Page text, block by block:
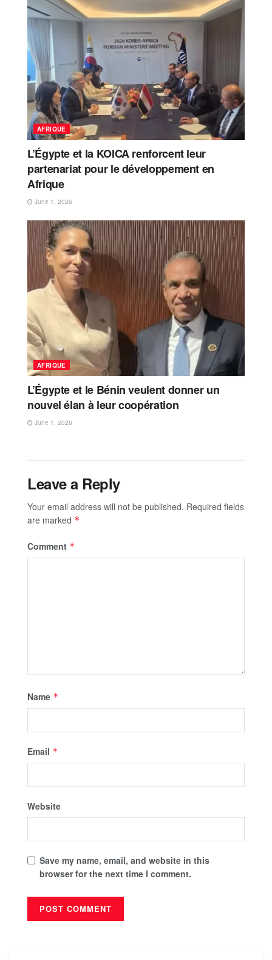
AFRIQUE
L’Égypte et la KOICA renforcent leur
partenariat pour le développement en
Afrique
June 1, 2026
AFRIQUE
L’Égypte et le Bénin veulent donner un
nouvel élan à leur coopération
June 1, 2026
Leave a Reply
Your email address will not be published. Required fields
are marked *
Comment *
Name *
Email *
Website
Save my name, email, and website in this
browser for the next time I comment.